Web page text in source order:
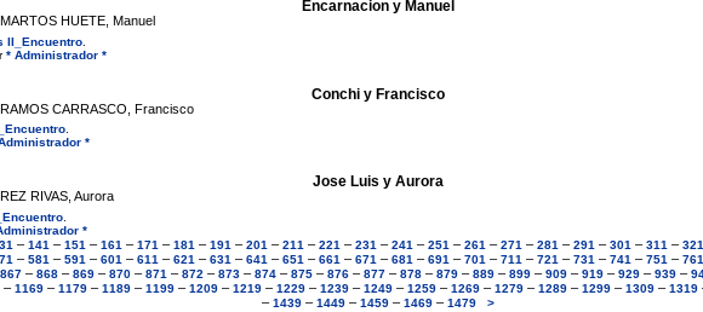
Encarnacion y Manuel
HUETE, Manuel
II_Encuentro
* Administrador *
Conchi y Francisco
CARRASCO, Francisco
.
*
Jose Luis y Aurora
RIVAS, Aurora
*
– 141 – 151 – 161 – 171 – 181 – 191 – 201 – 211 – 221 – 231 – 241 – 251 – 261 – 271 – 281 – 291 – 301 – 311 – 321
– 581 – 591 – 601 – 611 – 621 – 631 – 641 – 651 – 661 – 671 – 681 – 691 – 701 – 711 – 721 – 731 – 741 – 751 – 761
867 – 868 – 869 – 870 – 871 – 872 – 873 – 874 – 875 – 876 – 877 – 878 – 879 – 889 – 899 – 909 – 919 – 929 – 939 –
– 1169 – 1179 – 1189 – 1199 – 1209 – 1219 – 1229 – 1239 – 1249 – 1259 – 1269 – 1279 – 1289 – 1299 – 1309 – 1319
– 1439 – 1449 – 1459 – 1469 – 1479 >